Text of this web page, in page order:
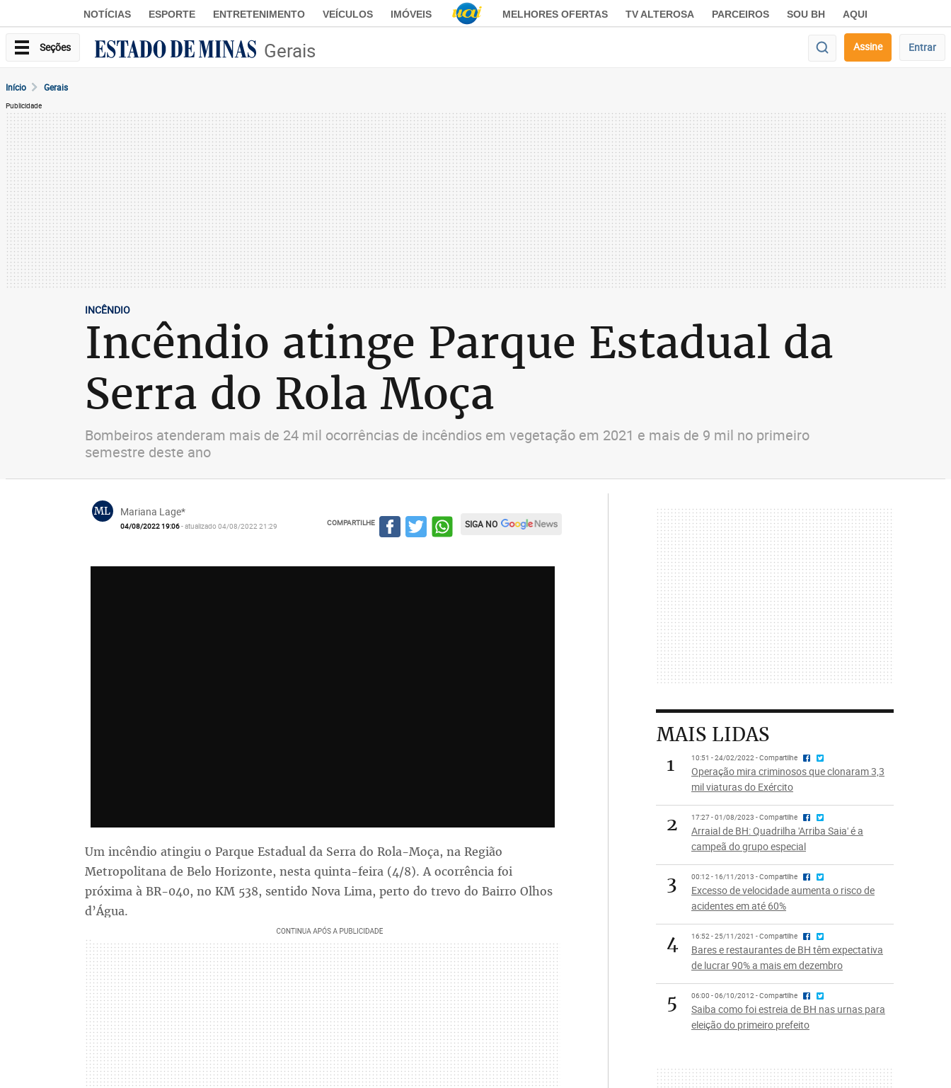
NOTÍCIAS ESPORTE ENTRETENIMENTO VEÍCULOS IMÓVEIS MELHORES OFERTAS TV ALTEROSA PARCEIROS SOU BH AQUI
Seções Gerais Assine Entrar
Início Gerais
Publicidade
INCÊNDIO
Incêndio atinge Parque Estadual da
Serra do Rola Moça
Bombeiros atenderam mais de 24 mil ocorrências de incêndios em vegetação em 2021 e mais de 9 mil no primeiro
semestre deste ano
ML Mariana Lage*
04/08/2022 19:06- atualizado 04/08/2022 21:29 COMPARTILHE SIGA NO
Um incêndio atingiu o Parque Estadual da Serra do Rola-Moça, na Região
Metropolitana de Belo Horizonte, nesta quinta-feira (4/8). A ocorrência foi
próxima à BR-040, no KM 538, sentido Nova Lima, perto do trevo do Bairro Olhos
d’Água.
MAIS LIDAS
1
10:51 - 24/02/2022 - Compartilhe
Operação mira criminosos que clonaram 3,3
mil viaturas do Exército
2 17:27 - 01/08/2023 - Compartilhe
Arraial de BH: Quadrilha 'Arriba Saia' é a
campeã do grupo especial
3 00:12 - 16/11/2013 - Compartilhe
Excesso de velocidade aumenta o risco de
acidentes em até 60%
4 16:52 - 25/11/2021 - Compartilhe
Bares e restaurantes de BH têm expectativa
de lucrar 90% a mais em dezembro
5 06:00 - 06/10/2012 - Compartilhe
Saiba como foi estreia de BH nas urnas para
eleição do primeiro prefeito